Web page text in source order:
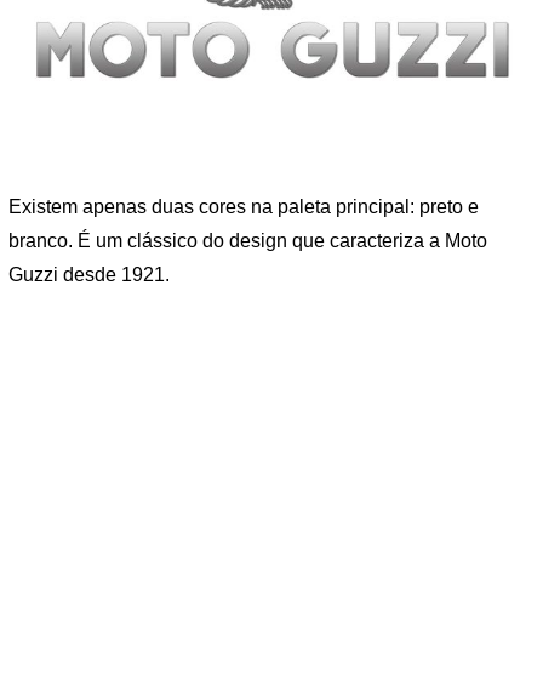
Existem apenas duas cores na paleta principal: preto e
branco. É um clássico do design que caracteriza a Moto
Guzzi desde 1921.